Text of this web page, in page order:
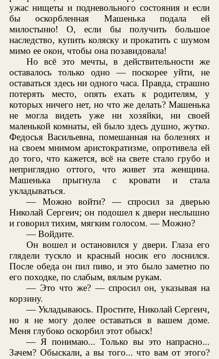
ужас нищеты и подневольного состояния и если
бы оскорбленная Машенька подала ей
милостыню! О, если бы получить большое
наследство, купить коляску и прокатить с шумом
мимо ее окон, чтобы она позавидовала!
Но всё это мечты, в действительности же
оставалось только одно — поскорее уйти, не
оставаться здесь ни одного часа. Правда, страшно
потерять место, опять ехать к родителям, у
которых ничего нет, но что же делать? Машенька
не могла видеть уже ни хозяйки, ни своей
маленькой комнаты, ей было здесь душно, жутко.
Федосья Васильевна, помешанная на болезнях и
на своем мнимом аристократизме, опротивела ей
до того, что кажется, всё на свете стало грубо и
неприглядно оттого, что живет эта женщина.
Машенька прыгнула с кровати и стала
укладываться.
— Можно войти? — спросил за дверью
Николай Сергеич; он подошел к двери неслышно
и говорил тихим, мягким голосом. — Можно?
— Войдите.
Он вошел и остановился у двери. Глаза его
глядели тускло и красный носик его лоснился.
После обеда он пил пиво, и это было заметно по
его походке, по слабым, вялым рукам.
— Это что же? — спросил он, указывая на
корзину.
— Укладываюсь. Простите, Николай Сергеич,
но я не могу долее оставаться в вашем доме.
Меня глубоко оскорбил этот обыск!
— Я понимаю... Только вы это напрасно...
Зачем? Обыскали, а вы того... что вам от этого?